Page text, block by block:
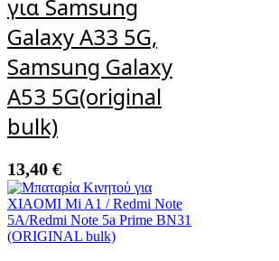
για Samsung
Galaxy A33 5G,
Samsung Galaxy
A53 5G(original
bulk)
13,40 €